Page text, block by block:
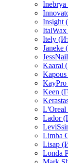
Insight
Itely
Janeke
Kaaral
Keen
L'Oreal
Lador
Limba
Lisap
Londa